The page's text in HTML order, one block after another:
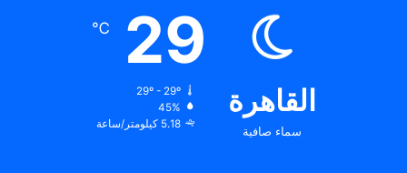
القاهرة
سماء صافية
29
℃
29º - 29º
45%
5.18 كيلومتر/ساعة